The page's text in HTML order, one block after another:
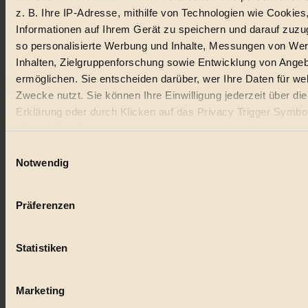
z. B. Ihre IP-Adresse, mithilfe von Technologien wie
Informationen auf Ihrem Gerät zu speichern und darauf
so personalisierte Werbung und Inhalte, Messungen von
Inhalten, Zielgruppenforschung sowie Entwicklung von
ermöglichen. Sie entscheiden darüber, wer Ihre Daten für
Zwecke nutzt. Sie können Ihre Einwilligung jederzeit über
Erklärung oder durch Klicken auf das Privacy Trigger
oder widerrufen
Wenn Sie es erlauben, würden wir auch gerne:
Ihr Gerät durch aktives Scannen nach bestimmten
Erfahren Sie mehr darüber, wie Ihre persönlichen Daten
Notwendig
Präferenzen
Statistiken
Marketing
Natur
kinderbuch
nachhaltig